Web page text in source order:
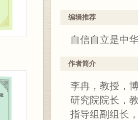
编辑推荐
自信自立是中
作者简介
李冉，教授，
研究院院长，
指导组副组长